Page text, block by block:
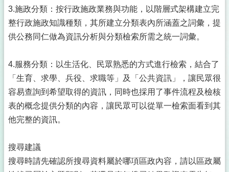
3.施政分類：按行政施政業務與功能，以階層式架構建立完
整行政施政知識種類，其所建立分類表內所涵蓋之詞彙，提
供公務同仁做為資訊分析與分類檢索所需之統一詞彙。
4.服務分類：以生活化、民眾熟悉的方式進行檢索，結合了
「生育、求學、兵役、求職等」及「公共資訊」，讓民眾很
容易查詢到希望取得的資訊，同時也採用了事件流程及檢核
表的概念提供分類的內容，讓民眾可以從單一檢索面看到其
他完整的資訊。
搜尋建議
搜尋時請先確認所搜尋資料屬於哪項區政內容，請以區政屬